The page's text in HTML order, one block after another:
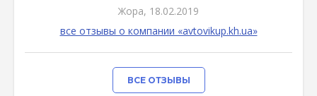
Жора, 18.02.2019
все отзывы о компании «avtovikup.kh.ua»
ВСЕ ОТЗЫВЫ